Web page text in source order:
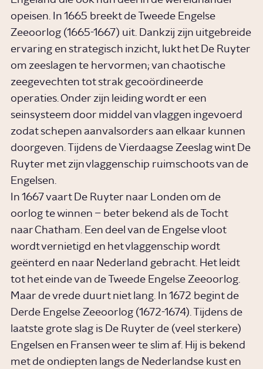
opeisen. In 1665 breekt de Tweede Engelse
Zeeoorlog (1665-1667) uit. Dankzij zijn uitgebreide
ervaring en strategisch inzicht, lukt het De Ruyter
om zeeslagen te hervormen; van chaotische
zeegevechten tot strak gecoördineerde
operaties. Onder zijn leiding wordt er een
seinsysteem door middel van vlaggen ingevoerd
zodat schepen aanvalsorders aan elkaar kunnen
doorgeven. Tijdens de Vierdaagse Zeeslag wint De
Ruyter met zijn vlaggenschip ruimschoots van de
Engelsen.
In 1667 vaart De Ruyter naar Londen om de
oorlog te winnen – beter bekend als de Tocht
naar Chatham. Een deel van de Engelse vloot
wordt vernietigd en het vlaggenschip wordt
geënterd en naar Nederland gebracht. Het leidt
tot het einde van de Tweede Engelse Zeeoorlog.
Maar de vrede duurt niet lang. In 1672 begint de
Derde Engelse Zeeoorlog (1672-1674). Tijdens de
laatste grote slag is De Ruyter de (veel sterkere)
Engelsen en Fransen weer te slim af. Hij is bekend
met de ondiepten langs de Nederlandse kust en